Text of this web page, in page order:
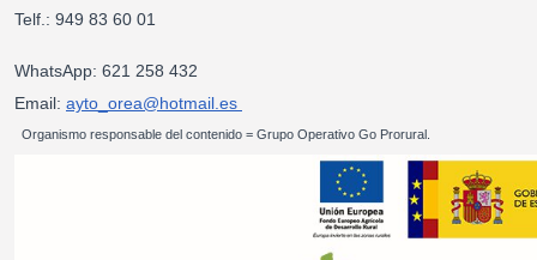
Telf.: 949 83 60 01
WhatsApp: 621 258 432
Email: ayto_orea@hotmail.es
Organismo responsable del contenido = Grupo Operativo Go Prorural.